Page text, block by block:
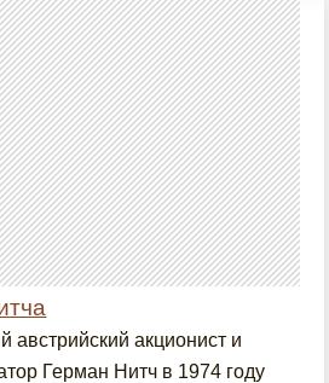
австрийский акционист и
Герман Нитч в 1974 году